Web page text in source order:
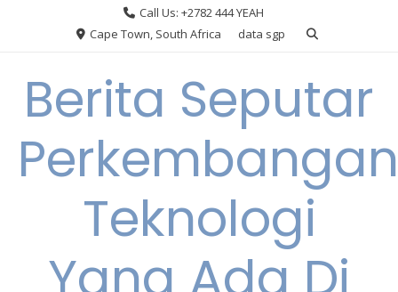
Call Us: +2782 444 YEAH
Cape Town, South Africa
data sgp
Berita Seputar
Perkembangan
Teknologi